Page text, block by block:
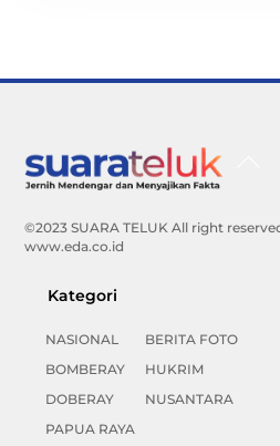
©2023 SUARA TELUK All right
www.eda.co.id
Kategori
NASIONAL
BOMBERAY
DOBERAY
PAPUA RAYA
BERITA FOTO
HUKRIM
NUSANTARA